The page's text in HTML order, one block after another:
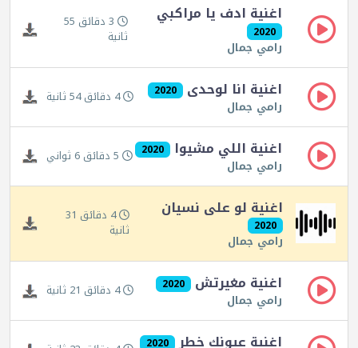
اغنية ادف يا مراكبي
2020
رامي جمال
3 دقائق 55
ثانية
اغنية انا لوحدى 2020
رامي جمال 4 دقائق 54 ثانية
اغنية اللي مشيوا 2020
رامي جمال 5 دقائق 6 ثواني
اغنية لو على نسيان
2020
رامي جمال
4 دقائق 31
ثانية
اغنية مغيرتش 2020
رامي جمال 4 دقائق 21 ثانية
اغنية عيونك خطر 2020